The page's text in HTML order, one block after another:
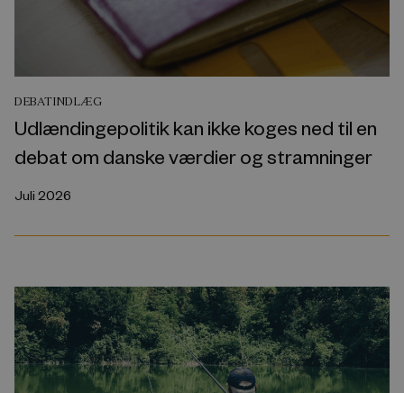
DEBATINDLÆG
Udlændingepolitik kan ikke koges ned til en
debat om danske værdier og stramninger
Juli 2026